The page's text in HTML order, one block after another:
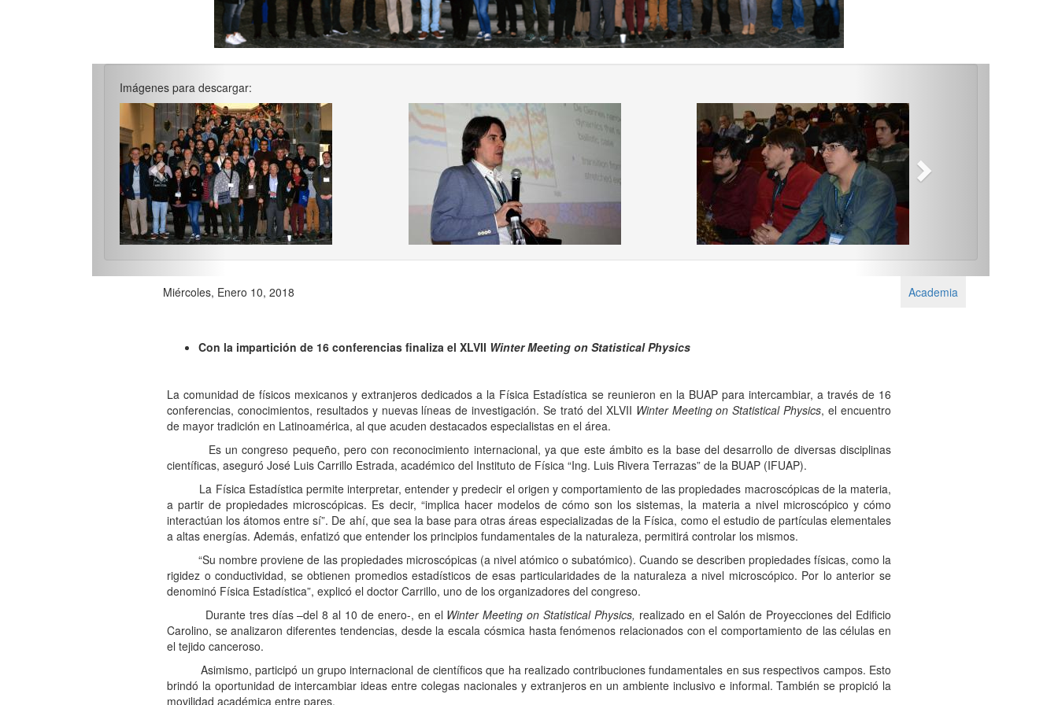
Imágenes para descargar:
Previous
Miércoles, Enero 10, 2018 Academia
Con la impartición de 16 conferencias finaliza el XLVII Winter Meeting on Statistical Physics
La comunidad de físicos mexicanos y extranjeros dedicados a la Física Estadística se reunieron en la BUAP para intercambiar, a través de 16
conferencias, conocimientos, resultados y nuevas líneas de investigación. Se trató del XLVII Winter Meeting on Statistical Physics, el encuentro
de mayor tradición en Latinoamérica, al que acuden destacados especialistas en el área.
Es un congreso pequeño, pero con reconocimiento internacional, ya que este ámbito es la base del desarrollo de diversas disciplinas
científicas, aseguró José Luis Carrillo Estrada, académico del Instituto de Física “Ing. Luis Rivera Terrazas” de la BUAP (IFUAP).
La Física Estadística permite interpretar, entender y predecir el origen y comportamiento de las propiedades macroscópicas de la materia,
a partir de propiedades microscópicas. Es decir, “implica hacer modelos de cómo son los sistemas, la materia a nivel microscópico y cómo
interactúan los átomos entre sí”. De ahí, que sea la base para otras áreas especializadas de la Física, como el estudio de partículas elementales
a altas energías. Además, enfatizó que entender los principios fundamentales de la naturaleza, permitirá controlar los mismos.
“Su nombre proviene de las propiedades microscópicas (a nivel atómico o subatómico). Cuando se describen propiedades físicas, como la
rigidez o conductividad, se obtienen promedios estadísticos de esas particularidades de la naturaleza a nivel microscópico. Por lo anterior se
denominó Física Estadística”, explicó el doctor Carrillo, uno de los organizadores del congreso.
Durante tres días –del 8 al 10 de enero-, en el Winter Meeting on Statistical Physics, realizado en el Salón de Proyecciones del Edificio
Carolino, se analizaron diferentes tendencias, desde la escala cósmica hasta fenómenos relacionados con el comportamiento de las células en
el tejido canceroso.
Asimismo, participó un grupo internacional de científicos que ha realizado contribuciones fundamentales en sus respectivos campos. Esto
brindó la oportunidad de intercambiar ideas entre colegas nacionales y extranjeros en un ambiente inclusivo e informal. También se propició la
movilidad académica entre pares.